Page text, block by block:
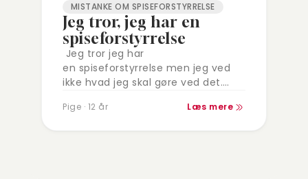
MISTANKE OM SPISEFORSTYRRELSE
Jeg tror, jeg har en
spiseforstyrrelse
Jeg tror jeg har
en spiseforstyrrelse men jeg ved
ikke hvad jeg skal gøre ved det.
jeg tænker ikke på andet mere
Pige · 12 år Læs mere